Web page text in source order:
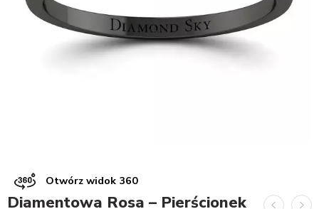
Otwórz widok 360
Diamentowa Rosa – Pierścionek